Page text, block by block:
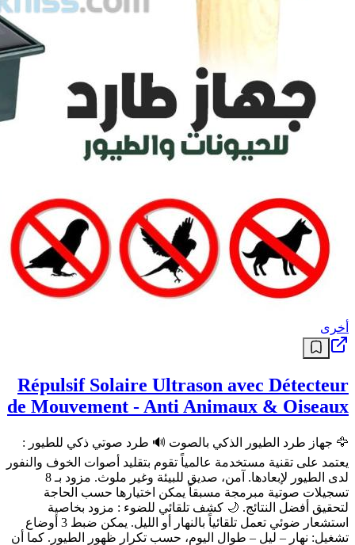
أخرى
Répulsif Solaire Ultrason avec Détecteur
de Mouvement - Anti Animaux & Oiseaux
🦅 جهاز طرد الطيور الذكي بالصوت 🔊 طرد صوتي ذكي للطيور :
يعتمد على تقنية مستخدمة عالمياً تقوم بتقليد أصوات الخوف والنفور
لدى الطيور لإبعادها. آمن، صديق للبيئة وغير ملوث. مزود بـ 8
تسجيلات صوتية مبرمجة مسبقاً يمكن اختيارها حسب الحاجة
لتحقيق أفضل النتائج. 🌙 كشف تلقائي للضوء : مزود بخاصية
استشعار ضوئي تعمل تلقائياً بالنهار أو الليل. يمكن ضبط 3 أوضاع
تشغيل: نهار – ليل – طوال اليوم، حسب تكرار ظهور الطيور. كما أن